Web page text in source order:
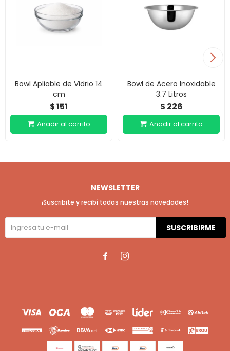
Bowl Apliable de Vidrio 14
cm
$151
Bowl de Acero Inoxidable
3.7 Litros
$ 226
NEWSLETTER
¡Suscribite y recibí todas nuestras novedades!
SUSCRIBIRME
 